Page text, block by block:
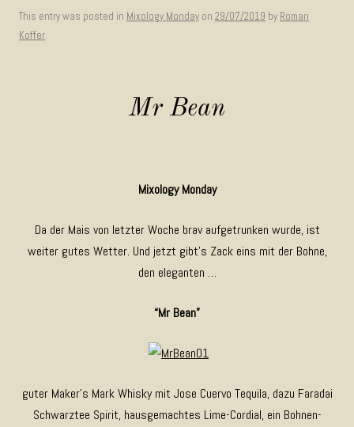
This entry was posted in Mixology Monday on 29/07/2019 by Roman
Koffer.
Mr Bean
Mixology Monday
Da der Mais von letzter Woche brav aufgetrunken wurde, ist
weiter gutes Wetter. Und jetzt gibt’s Zack eins mit der Bohne,
den eleganten …
“Mr Bean”
guter Maker’s Mark Whisky mit Jose Cuervo Tequila, dazu Faradai
Schwarztee Spirit, hausgemachtes Lime-Cordial, ein Bohnen-